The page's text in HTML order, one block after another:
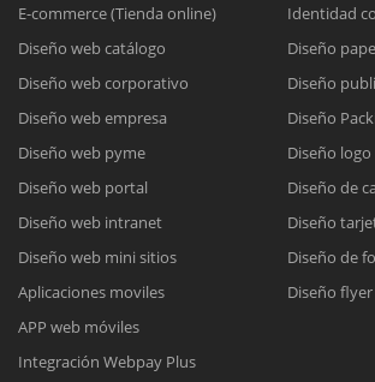
E-commerce (Tienda online)
Diseño web catálogo
Diseño web corporativo
Diseño web empresa
Diseño web pyme
Diseño web portal
Diseño web intranet
Diseño web mini sitios
Aplicaciones moviles
APP web móviles
Integración Webpay Plus
Identidad
Diseño
Diseño
Diseño
Diseño logo
Diseño de
Diseño
Diseño de
Diseño flyer